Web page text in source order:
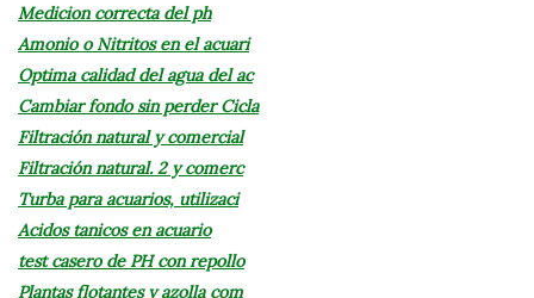
Medicion correcta del ph
Amonio o Nitritos en el acuari
Optima calidad del agua del ac
Cambiar fondo sin perder Cicla
Filtración natural y comercial
Filtración natural. 2 y comerc
Turba para acuarios, utilizaci
Acidos tanicos en acuario
test casero de PH con repollo
Plantas flotantes y azolla com